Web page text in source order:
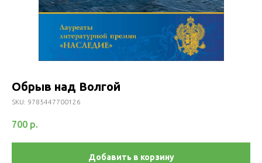
Обрыв над Волгой
SKU: 9785447700126
700 р.
Добавить в корзину